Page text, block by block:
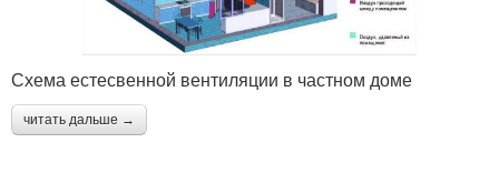
Схема естесвенной вентиляции в частном доме
читать дальше →